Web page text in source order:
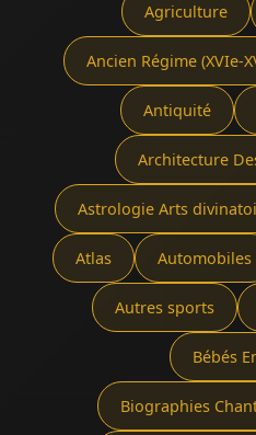
Agriculture
Ancien Régime (XVIe-
Antiquité
Architecture
Astrologie Arts
Atlas Automobiles
Autres sports
Bébés
Biographies